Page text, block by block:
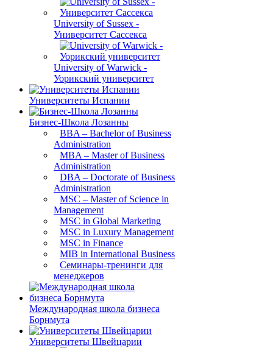
University of Sussex -
Университет Сассекса
University of Warwick -
Уорикский университет
Университеты Испании
Бизнес-Школа Лозанны
BBA – Bachelor of Business
Administration
MBA – Master of Business
Administration
DBA – Doctorate of Business
Administration
MSC – Master of Science in
Management
MSC in Global Marketing
MSC in Luxury Management
MSC in Finance
MIB in International Business
Семинары-тренинги для
менеджеров
Международная школа бизнеса
Борнмута
Университеты Швейцарии